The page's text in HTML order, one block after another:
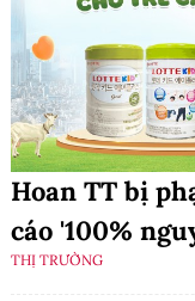
Hoan TT bị
cáo '100%
THỊ TRƯỜNG